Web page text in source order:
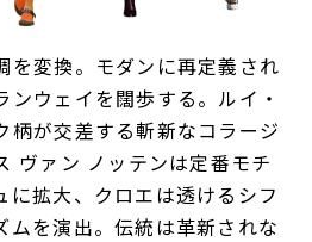
を変換。モダンに再定義され
ンウェイを闊歩する。ルイ・
柄が交差する斬新なコラージ
ヴァン ノッテンは定番モチ
に拡大、クロエは透けるシフ
ムを演出。伝統は革新されな